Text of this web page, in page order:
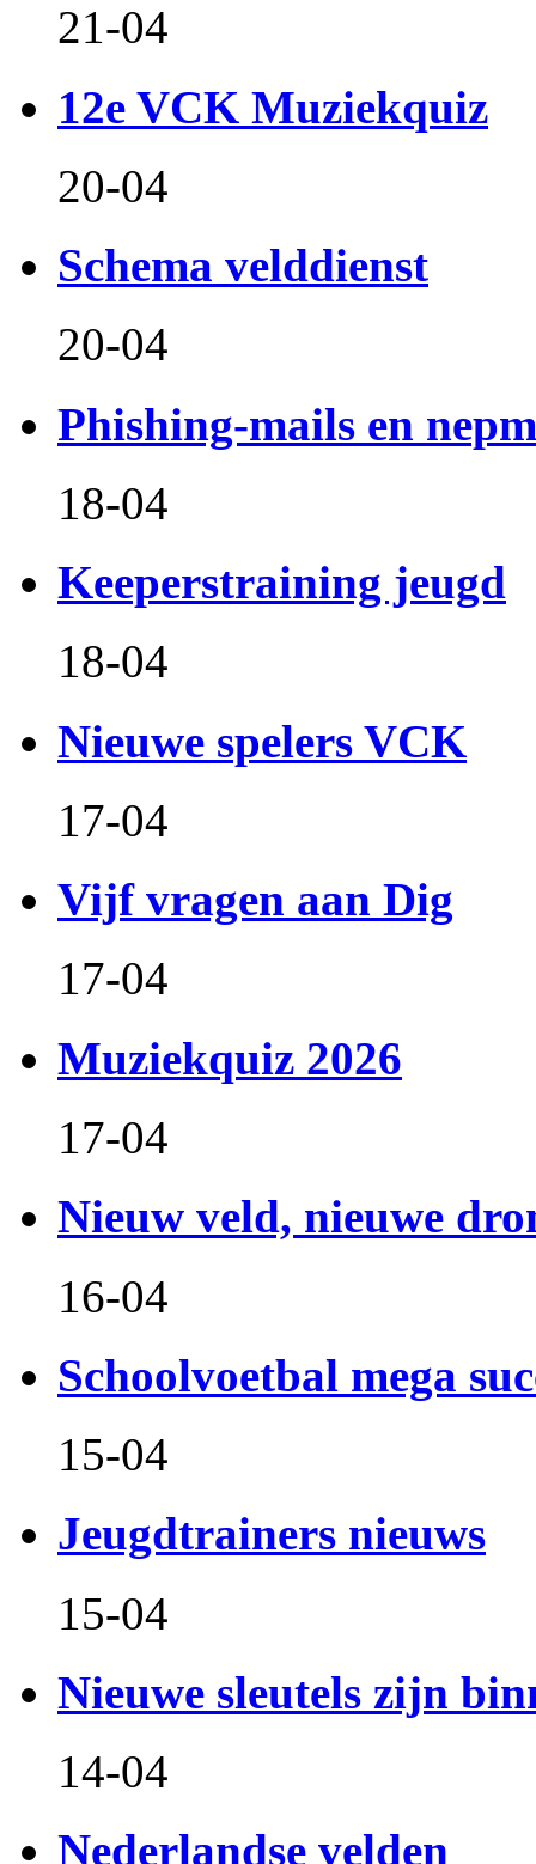
21-04
12e VCK Muziekquiz
20-04
Schema velddienst
20-04
Phishing-mails en
18-04
Keeperstraining jeugd
18-04
Nieuwe spelers VCK
17-04
Vijf vragen aan Dig
17-04
Muziekquiz 2026
17-04
Nieuw veld, nieuwe
16-04
Schoolvoetbal mega
15-04
Jeugdtrainers nieuws
15-04
Nieuwe sleutels zijn
14-04
Nederlandse velden